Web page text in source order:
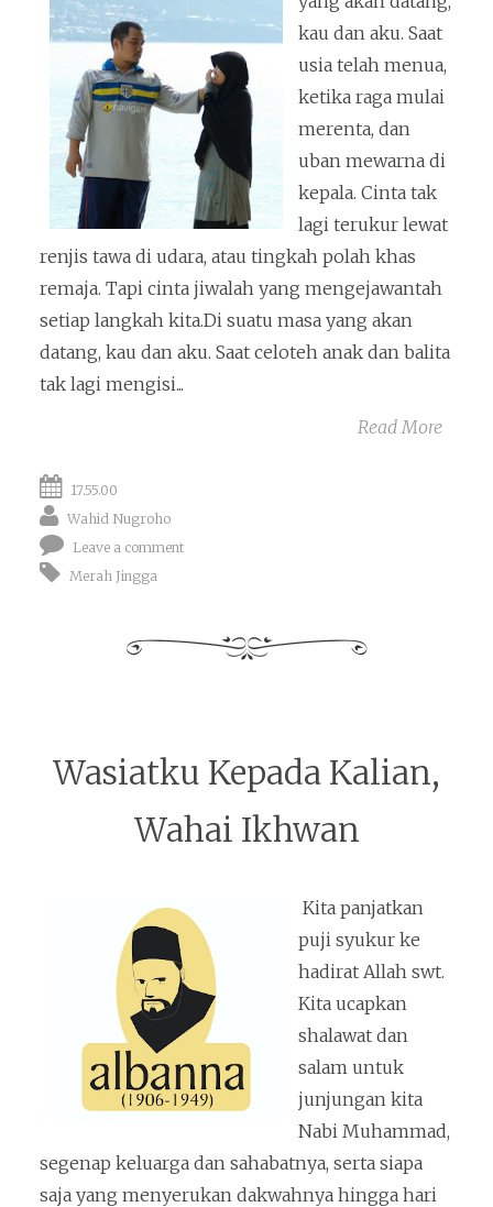
kau dan aku. Saat
usia telah menua,
ketika raga mulai
merenta, dan
uban mewarna di
kepala. Cinta tak
lagi terukur lewat
renjis tawa di udara, atau tingkah polah khas
remaja. Tapi cinta jiwalah yang mengejawantah
setiap langkah kita.Di suatu masa yang akan
datang, kau dan aku. Saat celoteh anak dan balita
tak lagi mengisi...
Read More
17.55.00
Wahid Nugroho
Leave a comment
Merah Jingga
Wasiatku Kepada Kalian,
Wahai Ikhwan
Kita panjatkan
puji syukur ke
hadirat Allah swt.
Kita ucapkan
shalawat dan
salam untuk
junjungan kita
Nabi Muhammad,
segenap keluarga dan sahabatnya, serta siapa
saja yang menyerukan dakwahnya hingga hari